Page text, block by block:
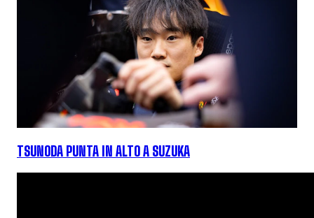
TSUNODA PUNTA IN ALTO A SUZUKA